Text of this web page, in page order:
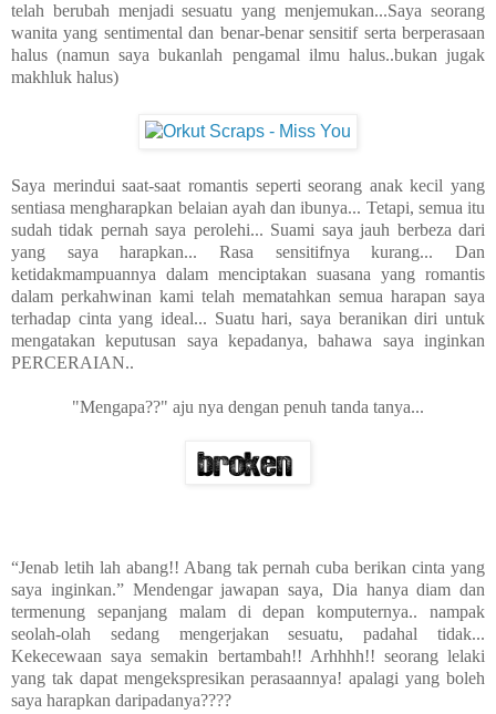
telah berubah menjadi sesuatu yang menjemukan...Saya seorang
wanita yang sentimental dan benar-benar sensitif serta berperasaan
halus (namun saya bukanlah pengamal ilmu halus..bukan jugak
makhluk halus)
Saya merindui saat-saat romantis seperti seorang anak kecil yang
sentiasa mengharapkan belaian ayah dan ibunya... Tetapi, semua itu
sudah tidak pernah saya perolehi... Suami saya jauh berbeza dari
yang saya harapkan... Rasa sensitifnya kurang... Dan
ketidakmampuannya dalam menciptakan suasana yang romantis
dalam perkahwinan kami telah mematahkan semua harapan saya
terhadap cinta yang ideal... Suatu hari, saya beranikan diri untuk
mengatakan keputusan saya kepadanya, bahawa saya inginkan
PERCERAIAN..
"Mengapa??" aju nya dengan penuh tanda tanya...
“Jenab letih lah abang!! Abang tak pernah cuba berikan cinta yang
saya inginkan.” Mendengar jawapan saya, Dia hanya diam dan
termenung sepanjang malam di depan komputernya.. nampak
seolah-olah sedang mengerjakan sesuatu, padahal tidak...
Kekecewaan saya semakin bertambah!! Arhhhh!! seorang lelaki
yang tak dapat mengekspresikan perasaannya! apalagi yang boleh
saya harapkan daripadanya????